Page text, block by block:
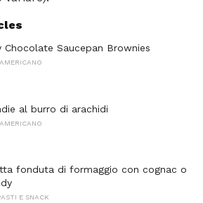
Chocolate Saucepan Brownies
al burro di arachidi
fonduta di formaggio con cognac o
E SNACK